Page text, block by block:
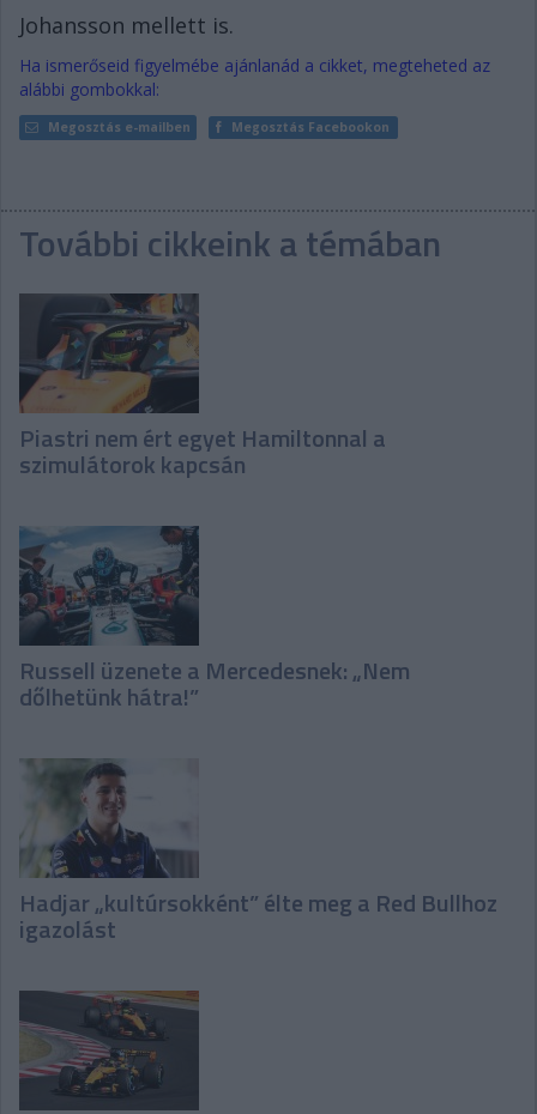
Johansson mellett is.
Ha ismerőseid figyelmébe ajánlanád a cikket, megteheted az
alábbi gombokkal:
Megosztás e-mailben Megosztás Facebookon
További cikkeink a témában
Piastri nem ért egyet Hamiltonnal a
szimulátorok kapcsán
Russell üzenete a Mercedesnek: „Nem
dőlhetünk hátra!”
Hadjar „kultúrsokként” élte meg a Red Bullhoz
igazolást